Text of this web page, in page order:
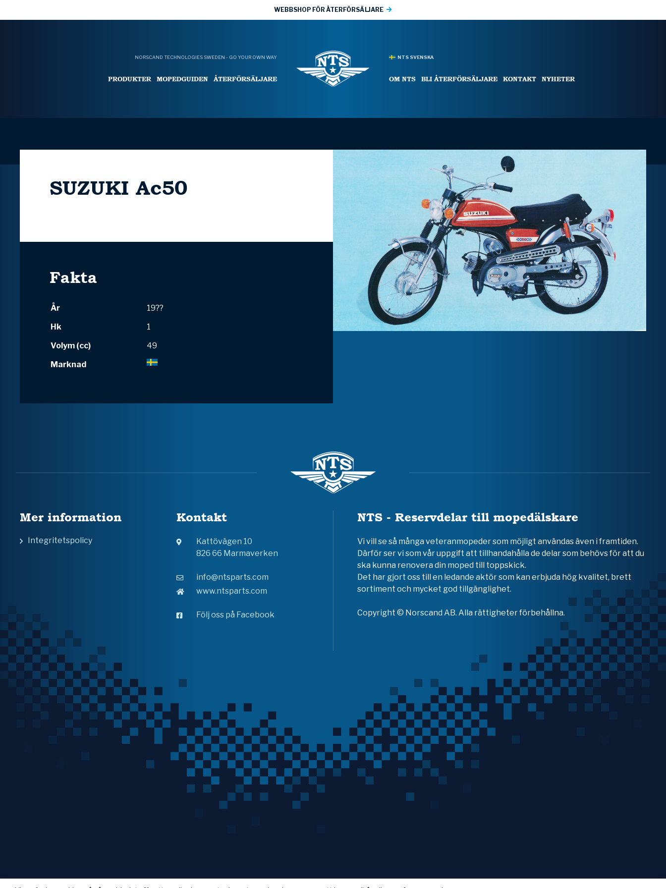
WEBBSHOP FÖR ÅTERFÖRSÄLJARE
NORSCAND TECHNOLOGIES SWEDEN - GO YOUR OWN WAY
PRODUKTER MOPEDGUIDEN ÅTERFÖRSÄLJARE
NTS SVENSKA
OM NTS BLI ÅTERFÖRSÄLJARE KONTAKT NYHETER
SUZUKI Ac50
Fakta
År
19??
Hk
1
Volym (cc)
49
Marknad
Mer information
Integritetspolicy
Kontakt
Kattövägen 10
826 66 Marmaverken
info@ntsparts.com
www.ntsparts.com
Följ oss på Facebook
NTS - Reservdelar till mopedälskare
Vi vill se så många veteranmopeder som möjligt användas även i framtiden.
Därför ser vi som vår uppgift att tillhandahålla de delar som behövs för att du
ska kunna renovera din moped till toppskick.
Det har gjort oss till en ledande aktör som kan erbjuda hög kvalitet, brett
sortiment och mycket god tillgänglighet.
Copyright © Norscand AB. Alla rättigheter förbehållna.